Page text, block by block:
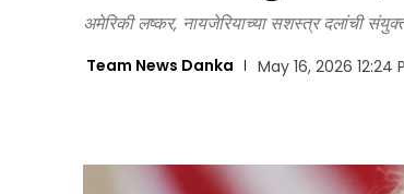
अमेरिकी लष्कर, नायजेरियाच्या सशस्त्र दलांची
Team News Danka May 16, 2026 12:24